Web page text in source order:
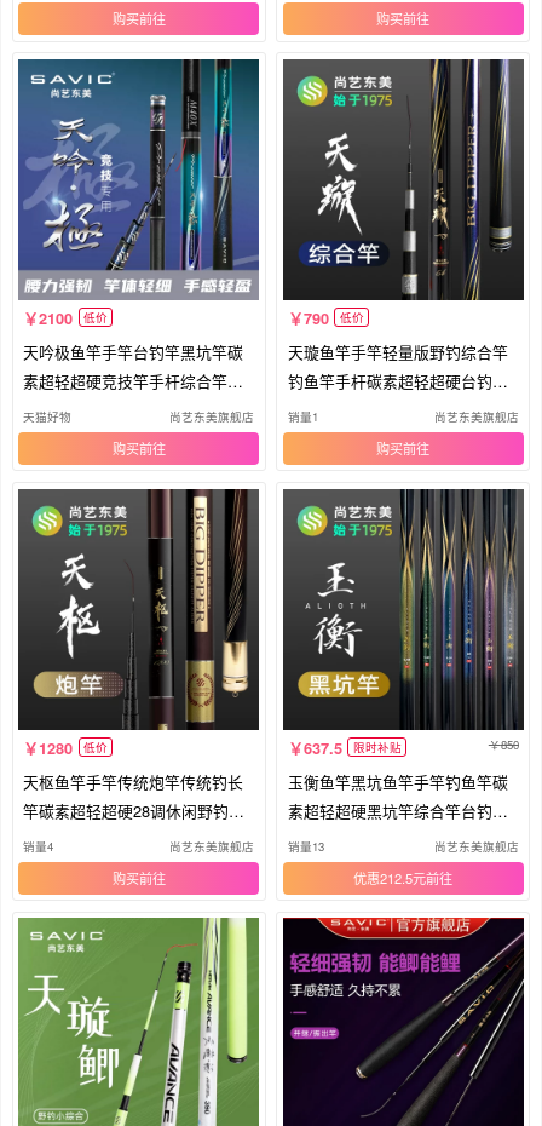
购买 购买
2100 低价
天吟极鱼竿手竿台钓竿黑坑竿碳
素超轻超硬竞技竿手杆综合竿钓
鱼竿
天猫好物 尚艺东美旗舰店
购买
790 低价
天璇鱼竿手竿轻量版野钓综合竿
钓鱼竿手杆碳素超轻超硬台钓竿
鱼杆
销量1 尚艺东美旗舰店
购买
1280 低价
天枢鱼竿手竿传统炮竿传统钓长
竿碳素超轻超硬28调休闲野钓竿
手杆
销量4 尚艺东美旗舰店
购买
637.5 限时补贴 850
玉衡鱼竿黑坑鱼竿手竿钓鱼竿碳
素超轻超硬黑坑竿综合竿台钓竿
手杆
销量13 尚艺东美旗舰店
优惠212.5元